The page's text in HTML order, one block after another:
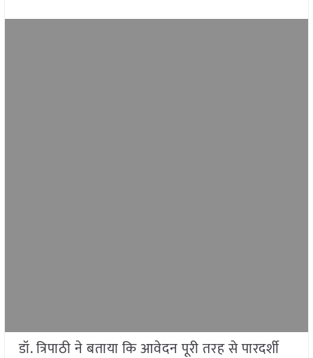
डॉ. त्रिपाठी ने बताया कि आवेदन पूरी तरह से पारदर्शी